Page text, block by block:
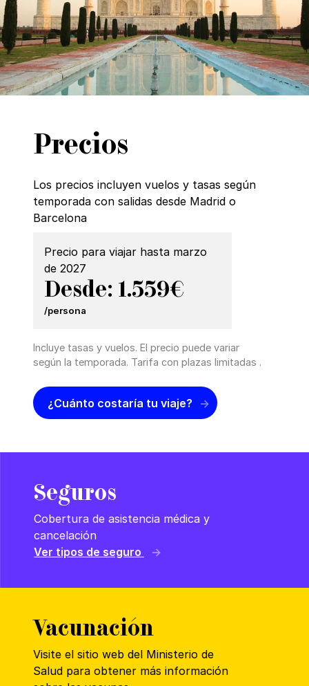
Precios
Los precios incluyen vuelos y tasas según
temporada con salidas desde Madrid o
Barcelona
Precio para viajar hasta marzo
de 2027
Desde: 1.559€
/persona
Incluye tasas y vuelos. El precio puede variar
según la temporada. Tarifa con plazas limitadas .
¿Cuánto costaría tu viaje?
Seguros
Cobertura de asistencia médica y
cancelación
Ver tipos de seguro
Vacunación
Visite el sitio web del Ministerio de
Salud para obtener más información